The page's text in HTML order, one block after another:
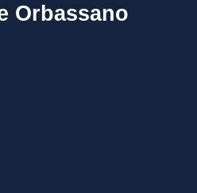
Orbassano